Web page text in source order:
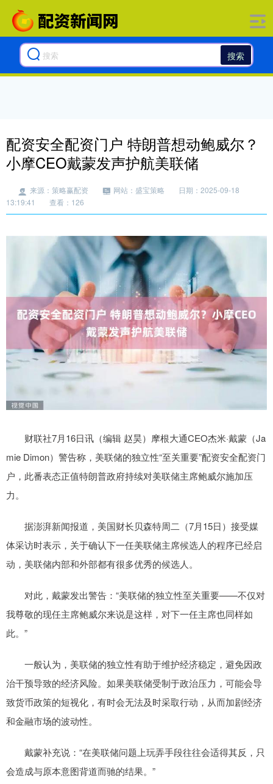
搜索
配资安全配资门户 特朗普想动鲍威尔？
小摩CEO戴蒙发声护航美联储
来源：策略赢配资 网站：盛宝策略
日期：2025-09-18
13:19:41
查看：126
财联社7月16日讯（编辑 赵昊）摩根大通CEO杰米·戴蒙（Ja
mie Dimon）警告称，美联储的独立性“至关重要”配资安全配资门
户，此番表态正值特朗普政府持续对美联储主席鲍威尔施加压
力。
据澎湃新闻报道，美国财长贝森特周二（7月15日）接受媒
体采访时表示，关于确认下一任美联储主席候选人的程序已经启
动，美联储内部和外部都有很多优秀的候选人。
对此，戴蒙发出警告：“美联储的独立性至关重要——不仅对
我尊敬的现任主席鲍威尔来说是这样，对下一任主席也同样如
此。”
一般认为，美联储的独立性有助于维护经济稳定，避免因政
治干预导致的经济风险。如果美联储受制于政治压力，可能会导
致货币政策的短视化，有时会无法及时采取行动，从而加剧经济
和金融市场的波动性。
戴蒙补充说：“在美联储问题上玩弄手段往往会适得其反，只
会造成与原本意图背道而驰的结果。”